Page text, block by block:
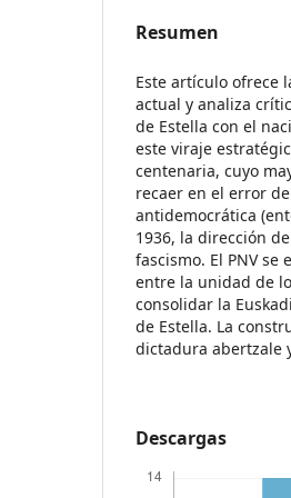
Resumen
Este artículo ofrece
actual y analiza
de Estella con el
este viraje
centenaria, cuyo
recaer en el error
antidemocrática
1936, la dirección
fascismo. El PNV
entre la unidad de
consolidar la
de Estella. La
dictadura abertzale
Descargas